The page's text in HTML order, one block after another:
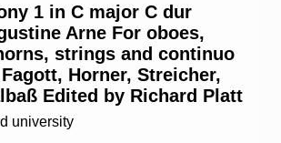
1 in C major C dur
Arne For oboes,
strings and continuo
Horner, Streicher,
Edited by Richard Platt
university